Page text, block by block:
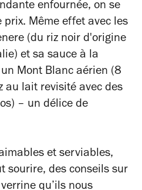
enfournée, on se
Même effet avec les
(du riz noir d'origine
et sa sauce à la
Mont Blanc aérien (8
au lait revisité avec des
– un délice de
et serviables,
sourire, des conseils sur
qu’ils nous